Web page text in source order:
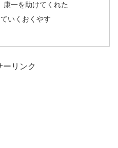
康一を助けてくれた
いくおくやす
ーリンク